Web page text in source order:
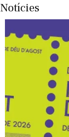
Notícies